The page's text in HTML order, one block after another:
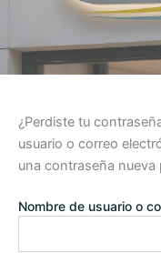
¿Perdiste tu
usuario o correo
una contraseña
Nombre de usuario o